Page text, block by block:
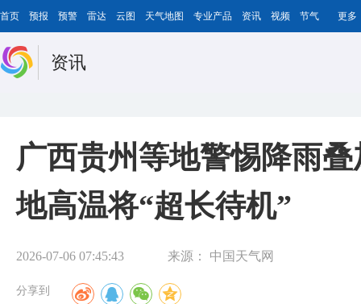
首页 预报 预警 雷达 云图 天气地图 专业产品 资讯 视频 节气 更多
资讯
广西贵州等地警惕降雨
地高温将“超长待机”
2026-07-06 07:45:43 来源： 中国天气网
分享到